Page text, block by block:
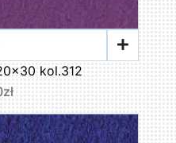
kol.312